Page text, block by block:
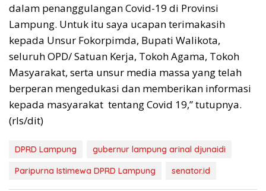
dalam penanggulangan Covid-19 di Provinsi
Lampung. Untuk itu saya ucapan terimakasih
kepada Unsur Fokorpimda, Bupati Walikota,
seluruh OPD/ Satuan Kerja, Tokoh Agama, Tokoh
Masyarakat, serta unsur media massa yang telah
berperan mengedukasi dan memberikan informasi
kepada masyarakat tentang Covid 19,” tutupnya.
(rls/dit)
DPRD Lampung
gubernur lampung arinal djunaidi
Paripurna Istimewa DPRD Lampung
senator.id